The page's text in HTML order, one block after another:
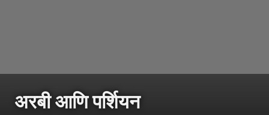
अरबी आणि पर्शियन